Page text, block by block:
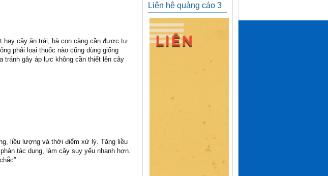
hay cây ăn trái, bà con càng cần được tư
phải loại thuốc nào cũng dùng giống
tránh gây áp lực không cần thiết lên cây
liều lượng và thời điểm xử lý. Tăng liều
tác dụng, làm cây suy yếu nhanh hơn.
Liên hệ quảng cáo 3